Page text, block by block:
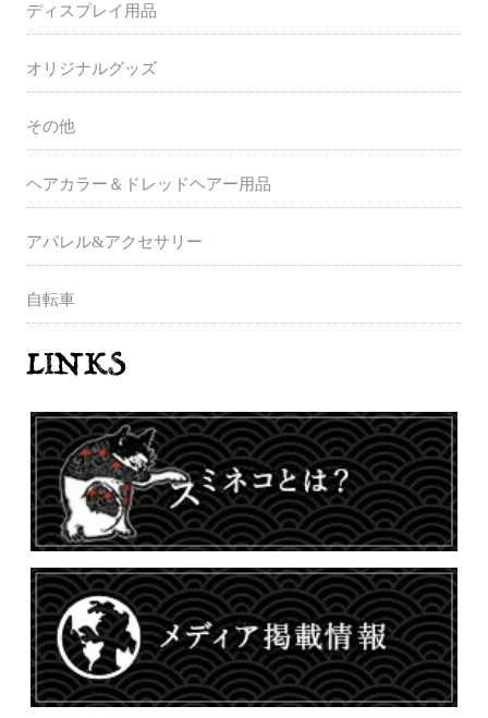
ディスプレイ用品
オリジナルグッズ
その他
ヘアカラー＆ドレッドヘアー用品
アパレル&アクセサリー
自転車